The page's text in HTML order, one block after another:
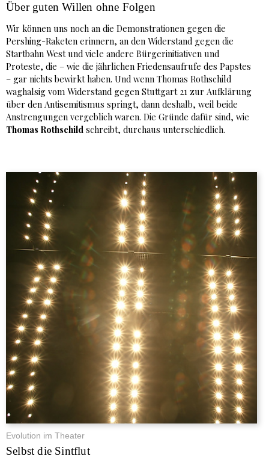
Über guten Willen ohne Folgen
Wir können uns noch an die Demonstrationen gegen die
Pershing-Raketen erinnern, an den Widerstand gegen die
Startbahn West und viele andere Bürgerinitiativen und
Proteste, die – wie die jährlichen Friedensaufrufe des Papstes
– gar nichts bewirkt haben. Und wenn Thomas Rothschild
waghalsig vom Widerstand gegen Stuttgart 21 zur Aufklärung
über den Antisemitismus springt, dann deshalb, weil beide
Anstrengungen vergeblich waren. Die Gründe dafür sind, wie
Thomas Rothschild schreibt, durchaus unterschiedlich.
Evolution im Theater
Selbst die Sintflut